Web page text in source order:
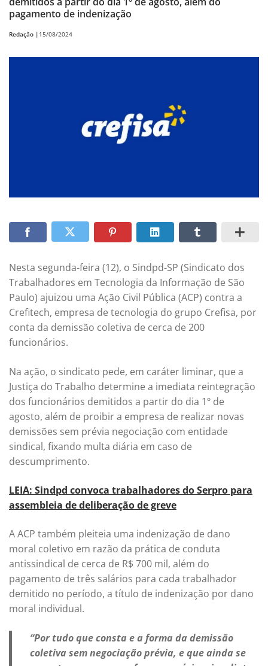
pagamento de indenização
Redação | 15/08/2024
Nesta segunda-feira (12), o Sindpd-SP (Sindicato dos
Trabalhadores em Tecnologia da Informação de São
Paulo) ajuizou uma Ação Civil Pública (ACP) contra a
Crefitech, empresa de tecnologia do grupo Crefisa, por
conta da demissão coletiva de cerca de 200
funcionários.
Na ação, o sindicato pede, em caráter liminar, que a
Justiça do Trabalho determine a imediata reintegração
dos funcionários demitidos a partir do dia 1º de
agosto, além de proibir a empresa de realizar novas
demissões sem prévia negociação com entidade
sindical, fixando multa diária em caso de
descumprimento.
LEIA: Sindpd convoca trabalhadores do Serpro para
assembleia de deliberação de greve
A ACP também pleiteia uma indenização de dano
moral coletivo em razão da prática de conduta
antissindical de cerca de R$ 700 mil, além do
pagamento de três salários para cada trabalhador
demitido no período, a título de indenização por dano
moral individual.
“Por tudo que consta e a forma da demissão
coletiva sem negociação prévia, e que ainda se